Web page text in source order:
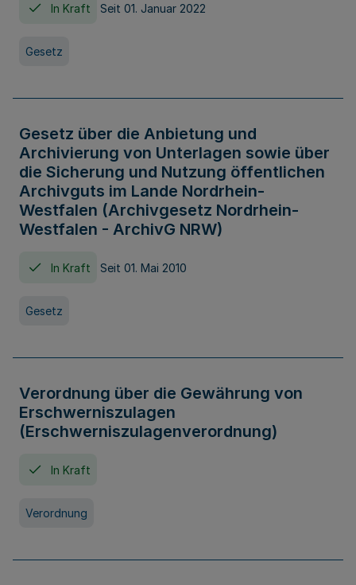
In Kraft Seit 01. Januar 2022
Gesetz
Gesetz über die Anbietung und
Archivierung von Unterlagen sowie über
die Sicherung und Nutzung öffentlichen
Archivguts im Lande Nordrhein-
Westfalen (Archivgesetz Nordrhein-
Westfalen - ArchivG NRW)
In Kraft Seit 01. Mai 2010
Gesetz
Verordnung über die Gewährung von
Erschwerniszulagen
(Erschwerniszulagenverordnung)
In Kraft
Verordnung